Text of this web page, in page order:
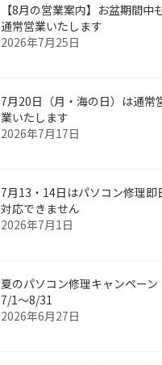
【8月の営業案内】お盆期間中
通常営業いたします
2026年7月25日
7月20日（月・海の日）は通常
業いたします
2026年7月17日
7月13・14日はパソコン修理即
対応できません
2026年7月1日
夏のパソコン修理キャンペーン
7/1〜8/31
2026年6月27日